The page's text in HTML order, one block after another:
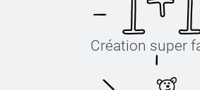
Création super